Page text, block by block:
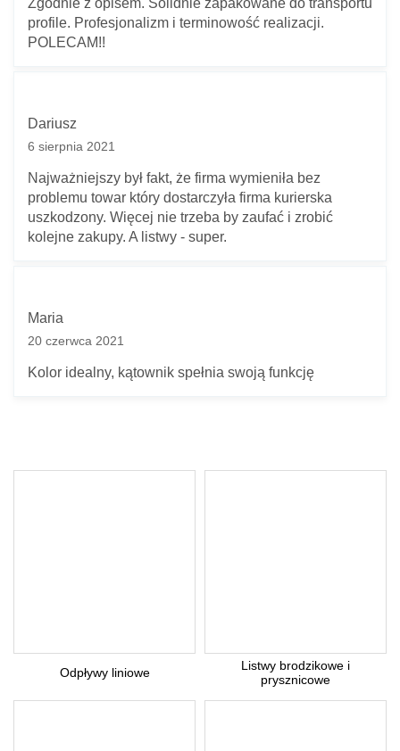
profile. Profesjonalizm i terminowość realizacji.
POLECAM!!
Dariusz
6 sierpnia 2021
Najważniejszy był fakt, że firma wymieniła bez
problemu towar który dostarczyła firma kurierska
uszkodzony. Więcej nie trzeba by zaufać i zrobić
kolejne zakupy. A listwy - super.
Maria
20 czerwca 2021
Kolor idealny, kątownik spełnia swoją funkcję
Odpływy liniowe
Listwy brodzikowe i
prysznicowe